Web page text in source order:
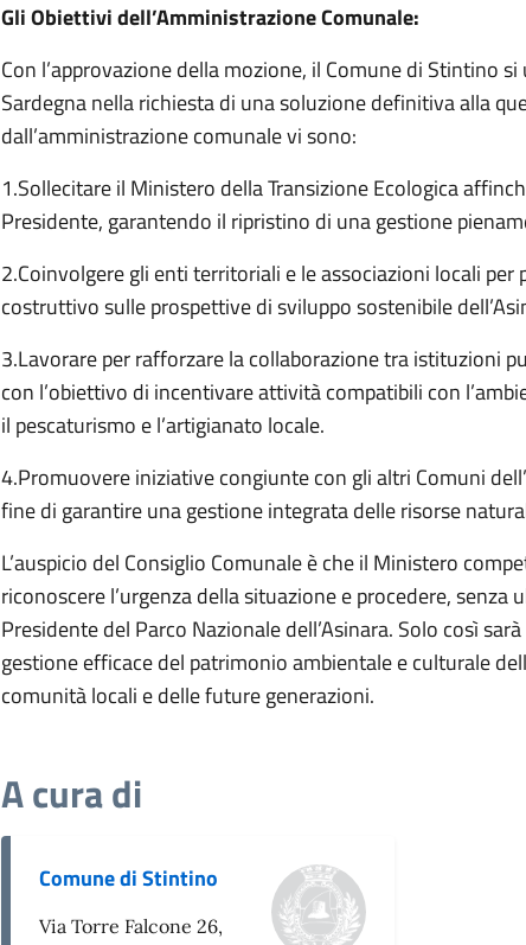
Gli Obiettivi dell’Amministrazione Comunale:
Con l’approvazione della mozione, il Comune di Stintino
Sardegna nella richiesta di una soluzione definitiva alla
dall’amministrazione comunale vi sono:
1.Sollecitare il Ministero della Transizione Ecologica
Presidente, garantendo il ripristino di una gestione
2.Coinvolgere gli enti territoriali e le associazioni locali
costruttivo sulle prospettive di sviluppo sostenibile
3.Lavorare per rafforzare la collaborazione tra istituzioni
con l’obiettivo di incentivare attività compatibili con
il pescaturismo e l’artigianato locale.
4.Promuovere iniziative congiunte con gli altri Comuni
fine di garantire una gestione integrata delle risorse
L’auspicio del Consiglio Comunale è che il Ministero
riconoscere l’urgenza della situazione e procedere,
Presidente del Parco Nazionale dell’Asinara. Solo così
gestione efficace del patrimonio ambientale e culturale
comunità locali e delle future generazioni.
A cura di
Comune di Stintino
Via Torre Falcone 26,